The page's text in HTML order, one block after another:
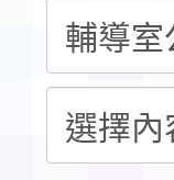
展演
請一